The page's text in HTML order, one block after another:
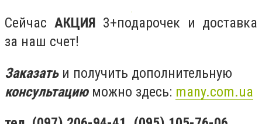
Сейчас АКЦИЯ 3+подарочек и доставка
за наш счет!
Заказатьи получить дополнительную
консультациюможно здесь: many.com.ua